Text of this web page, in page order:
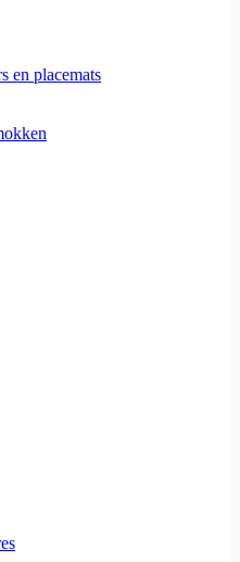
en placemats